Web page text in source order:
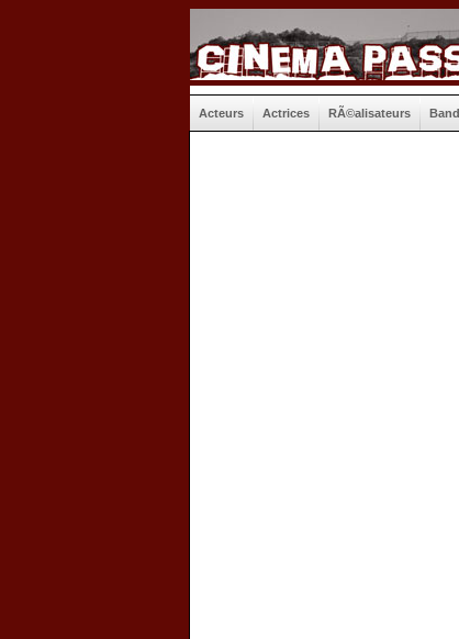
Acteurs Actrices RÃ©alisateurs